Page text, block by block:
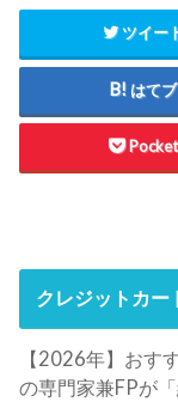
ツイー
はてブ
Pocket
クレジットカー
【2026年】おす
の専門家兼FPが